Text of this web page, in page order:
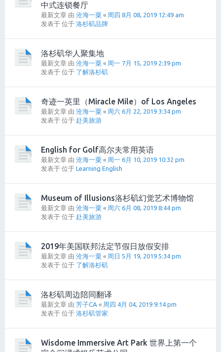
中式连锁餐厅
最新文章 由 沧海一粟 « 周四 8月 08, 2019 12:49 am
发表于 位于 洛杉矶品牌
洛杉矶华人聚集地
最新文章 由 沧海一粟 « 周一 7月 15, 2019 2:39 pm
发表于 位于 了解洛杉矶
奇迹一英里（Miracle Mile）of Los Angeles
最新文章 由 沧海一粟 « 周六 6月 22, 2019 3:34 pm
发表于 位于 赴美旅游
English for Golf高尔夫常用英语
最新文章 由 沧海一粟 « 周一 6月 10, 2019 10:32 pm
发表于 位于 Learning English
Museum of Illusions洛杉矶幻觉艺术博物馆
最新文章 由 沧海一粟 « 周六 6月 08, 2019 8:44 pm
发表于 位于 赴美旅游
2019年美国联邦法定节假日放假安排
最新文章 由 沧海一粟 « 周日 5月 19, 2019 5:34 pm
发表于 位于 了解洛杉矶
洛杉矶周边陪同翻译
最新文章 由 芳子CA « 周四 4月 04, 2019 9:14 pm
发表于 位于 洛杉矶管家
Wisdome Immersive Art Park 世界上第一个